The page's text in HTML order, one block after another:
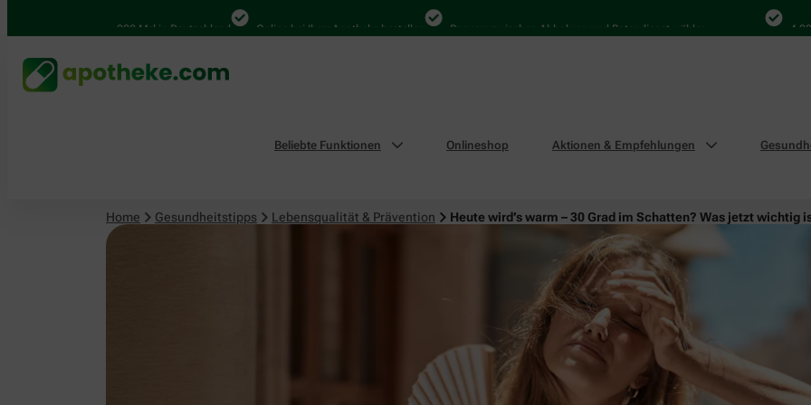
4.000 Mal in Deutschland Online bei Ihrer Apotheke bestellen Bequem zwischen Abholung und Botendienst wählen 4.000 Mal
Beliebte Funktionen Onlineshop Aktionen & Empfehlungen
Home Gesundheitstipps Lebensqualität & Prävention Heute wird’s warm – 30 Grad im Schatten? Was jetzt wichtig
Lebensqualität & Prävention